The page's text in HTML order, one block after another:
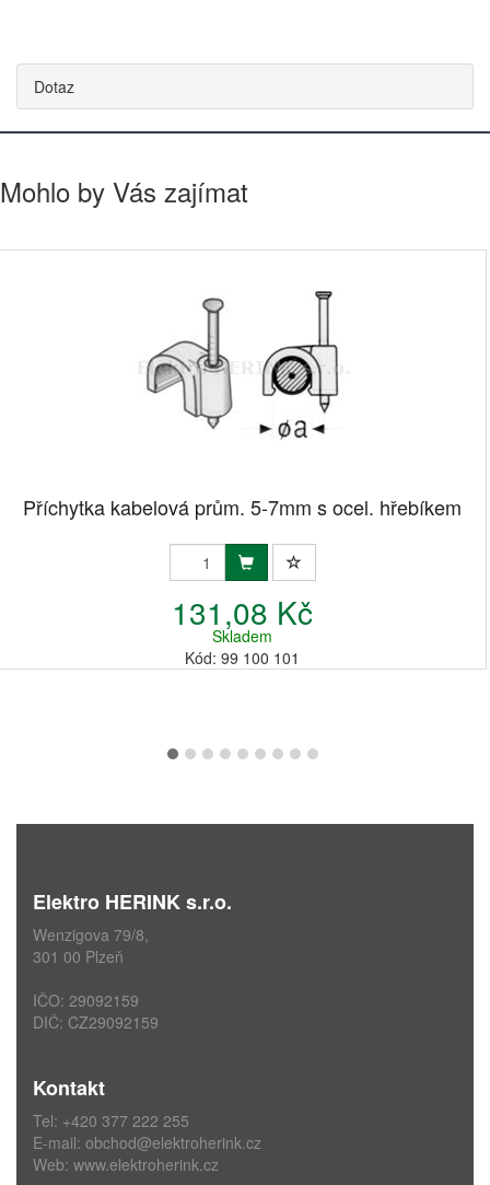
Dotaz
Mohlo by Vás zajímat
Příchytka kabelová prům. 5-7mm s ocel. hřebíkem
131,08 Kč
Skladem
Kód: 99 100 101
Elektro HERINK s.r.o.
Wenzigova 79/8,
301 00 Plzeň
IČO: 29092159
DIČ: CZ29092159
Kontakt
Tel: +420 377 222 255
E-mail: obchod@elektroherink.cz
Web: www.elektroherink.cz